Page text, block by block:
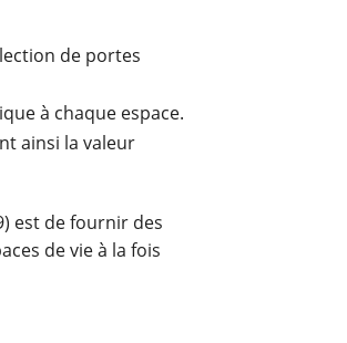
de portes
à chaque espace.
ainsi la valeur
est de fournir des
de vie à la fois